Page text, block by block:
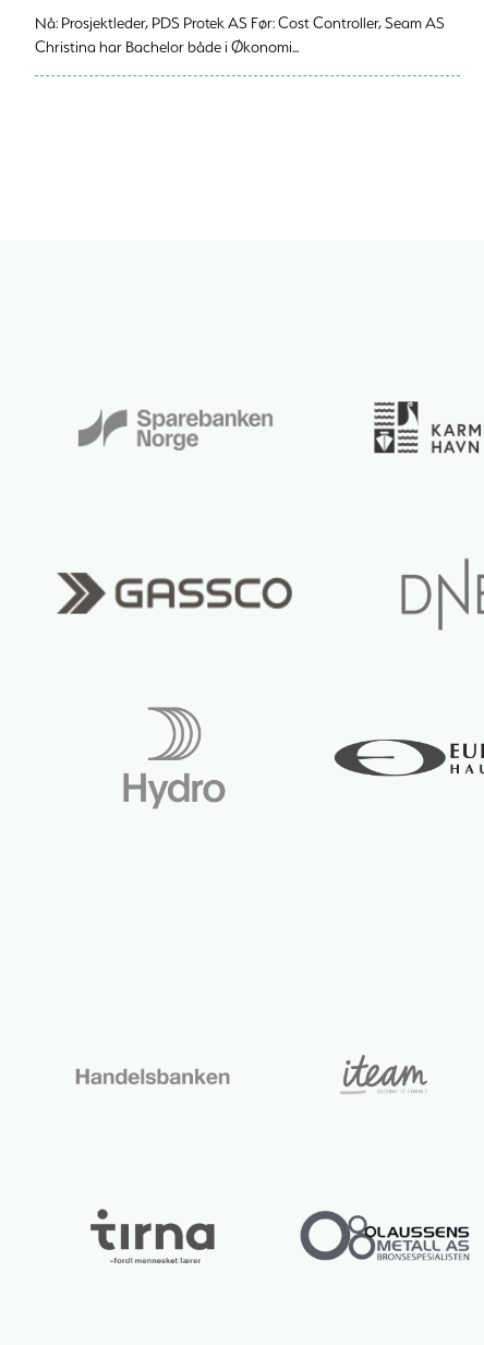
Nå: Prosjektleder, PDS Protek AS Før: Cost Controller, Seam AS
Christina har Bachelor både i Økonomi...